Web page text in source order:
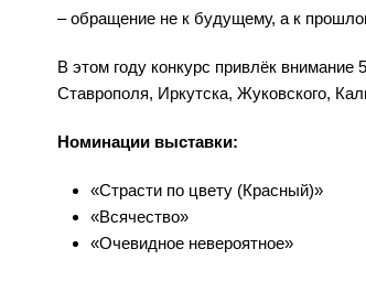
– обращение не к будущему, а к
В этом году конкурс привлёк
Ставрополя, Иркутска, Жуковского,
Номинации выставки:
«Страсти по цвету (Красный)»
«Всячество»
«Очевидное невероятное»